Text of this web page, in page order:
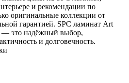
и рекомендации по
оригинальные коллекции от
гарантией. SPC ламинат Art
— это надёжный выбор,
и долговечность.